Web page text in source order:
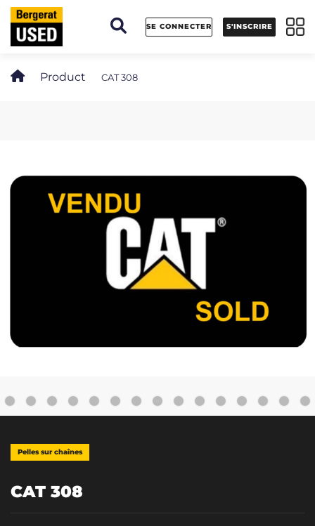
SE CONNECTER S'INSCRIRE
Product CAT 308
Pelles sur chaînes
CAT 308
Panneau de gestion des cookies